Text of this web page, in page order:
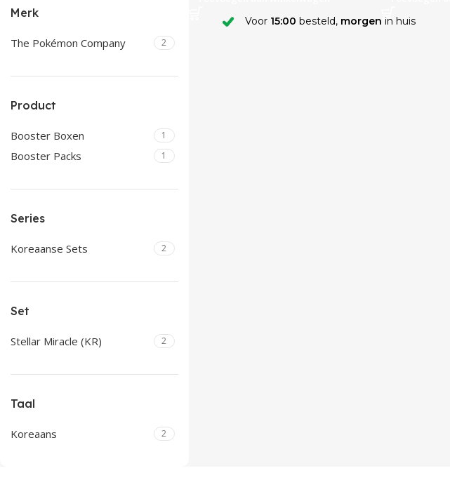
Merk
The Pokémon Company 2
Product
Booster Boxen 1
Booster Packs 1
Series
Koreaanse Sets 2
Set
Stellar Miracle (KR) 2
Taal
Koreaans 2
Voor 15:00 besteld, morgen in huis